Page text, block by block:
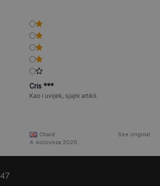
Cris ***
Kao i uvijek, sjajni artikli.
Chard
See original
4. kolovoza 2026.